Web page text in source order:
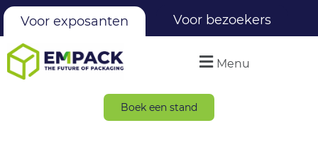
Voor exposanten Voor bezoekers
Menu
Boek een stand